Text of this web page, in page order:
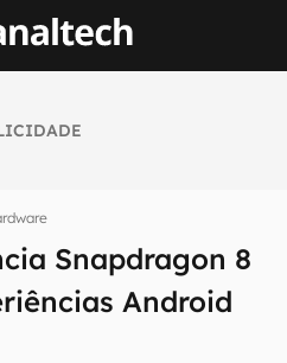
Snapdragon 8
Android
tecnologia em primeira